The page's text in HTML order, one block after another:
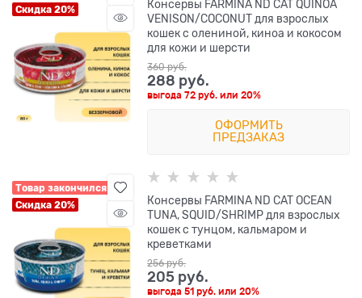
Скидка 20%
Консервы FARMINA ND CAT QUINOA
VENISON/COCONUT для взрослых
кошек с олениной, киноа и кокосом
для кожи и шерсти
360 руб.
288 руб.
выгода72 руб. или20%
ОФОРМИТЬ
ПРЕДЗАКАЗ
Товар закончился
Скидка 20%
Консервы FARMINA ND CAT OCEAN
TUNA, SQUID/SHRIMP для взрослых
кошек с тунцом, кальмаром и
креветками
256 руб.
205 руб.
выгода51 руб. или20%